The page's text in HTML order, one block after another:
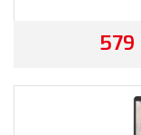
579